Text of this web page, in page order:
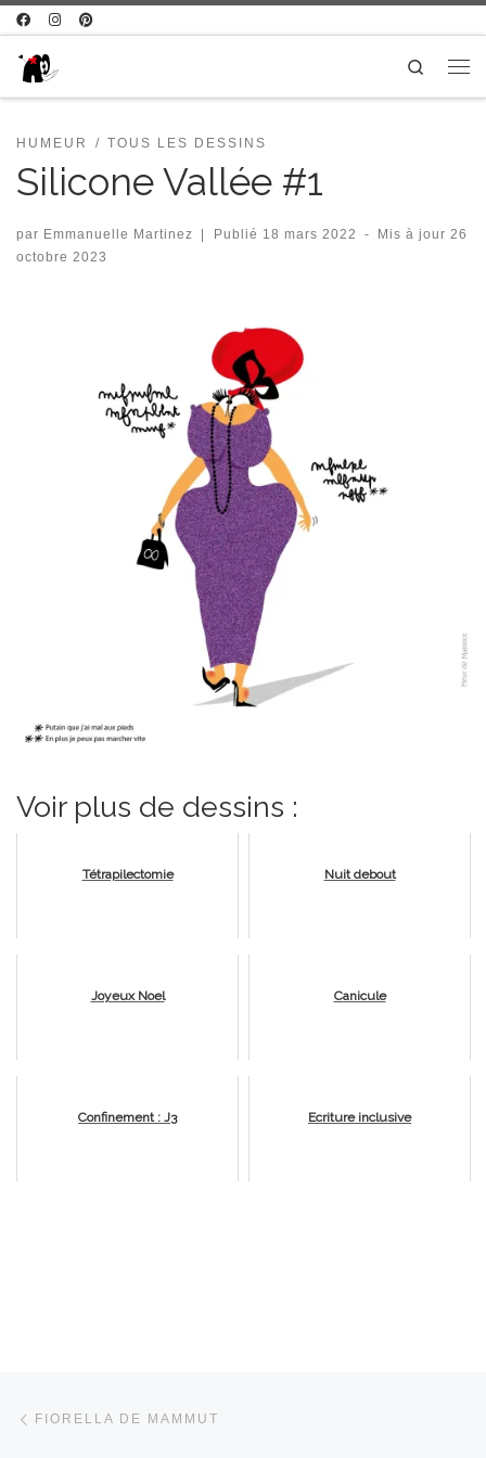
Passer au contenu
Search
HUMEUR TOUS LES DESSINS
Silicone Vallée #1
par Emmanuelle Martinez | Publié 18 mars 2022 - Mis à jour 26
octobre 2023
Voir plus de dessins :
Tétrapilectomie Nuit debout
Joyeux Noel Canicule
Confinement : J3 Ecriture inclusive
Parcourir les articles
FIORELLA DE MAMMUT